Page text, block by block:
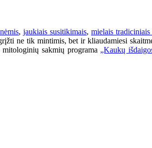
,jaukiais susitikimais, mielais tradiciniais
ne tik mintimis, bet ir kliaudamiesi
sakmių programa „Kaukų